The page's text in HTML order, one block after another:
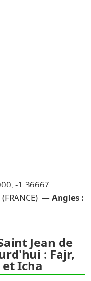
-1.36667
(FRANCE) — Angles :
Jean de
: Fajr,
Icha